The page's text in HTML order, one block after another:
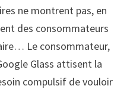
ne montrent pas, en
des consommateurs
Le consommateur,
Glass attisent la
compulsif de vouloir